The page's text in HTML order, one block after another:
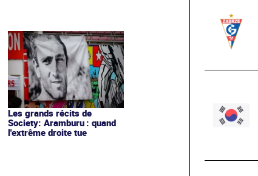
Les grands récits de
Society: Aramburu : quand
l'extrême droite tue